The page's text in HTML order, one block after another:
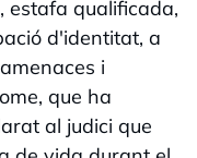
estafa qualificada,
d'identitat, a
i
que ha
al judici que